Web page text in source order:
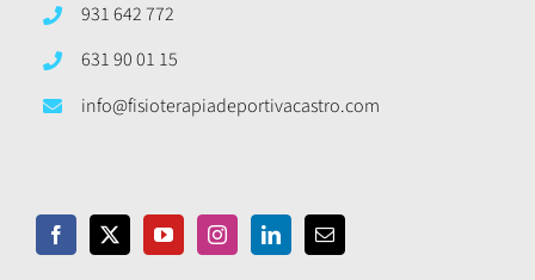
931 642 772
631 90 01 15
info@fisioterapiadeportivacastro.com